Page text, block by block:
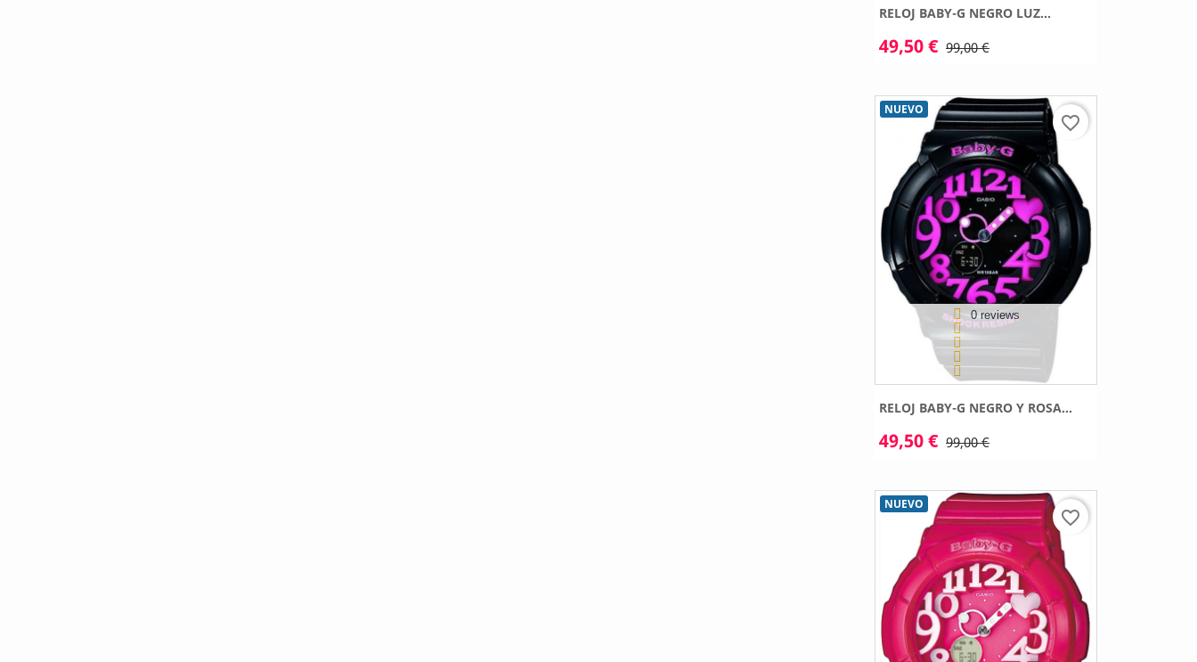
RELOJ BABY-G NEGRO LUZ...
49,50 € 99,00 €
NUEVO
0 reviews
RELOJ BABY-G NEGRO Y ROSA...
49,50 € 99,00 €
favorite_border
NUEVO
favorite_border